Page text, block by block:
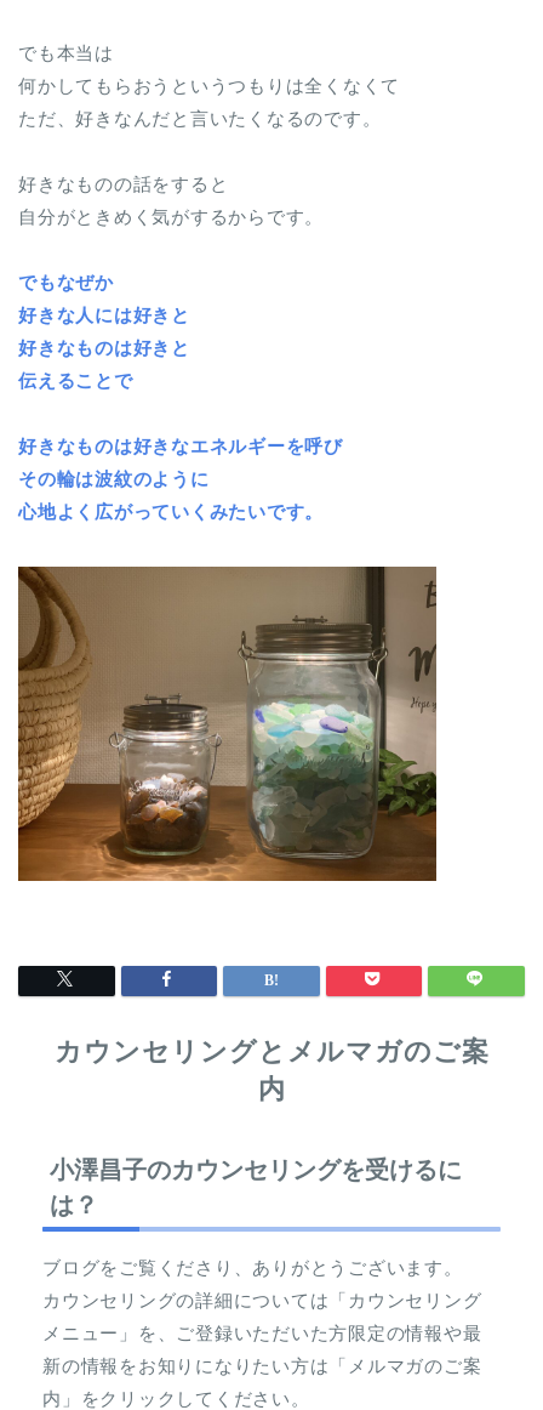
でも本当は
何かしてもらおうというつもりは全くなくて
ただ、好きなんだと言いたくなるのです。
好きなものの話をすると
自分がときめく気がするからです。
でもなぜか
好きな人には好きと
好きなものは好きと
伝えることで
好きなものは好きなエネルギーを呼び
その輪は波紋のように
心地よく広がっていくみたいです。
カウンセリングとメルマガのご案
内
小澤昌子のカウンセリングを受けるに
は？
ブログをご覧くださり、ありがとうございます。
カウンセリングの詳細については「カウンセリング
メニュー」を、ご登録いただいた方限定の情報や最
新の情報をお知りになりたい方は「メルマガのご案
内」をクリックしてください。